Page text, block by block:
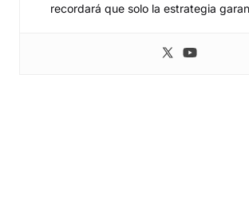
recordará que solo la estrategia